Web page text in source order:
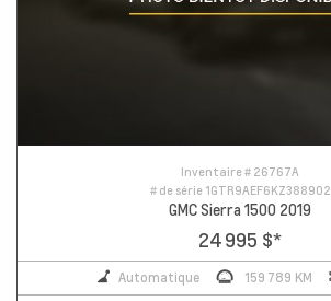
Inventaire # 26767A
# de série 1GTR9AEF6KZ388902
GMC Sierra 1500 2019
24 995 $*
Automatique 159 789 KM